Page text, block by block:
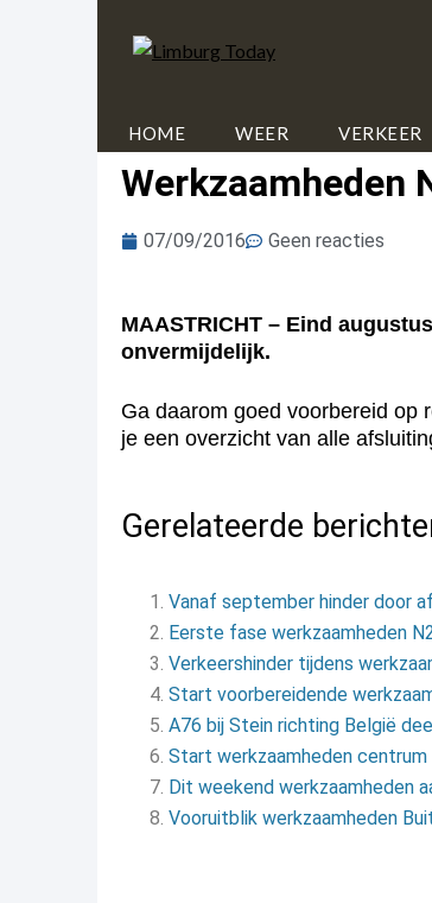
HOME WEER VERKEER
Werkzaamheden
07/09/2016 Geen reacties
MAASTRICHT – Eind
onvermijdelijk.
Ga daarom goed voorbereid op
je een overzicht van alle
Gerelateerde
Vanaf september hinder door
Eerste fase werkzaamheden
Verkeershinder tijdens
Start voorbereidende
A76 bij Stein richting België
Start werkzaamheden centrum
Dit weekend werkzaamheden
Vooruitblik werkzaamheden